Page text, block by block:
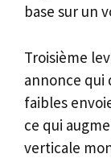
base sur un
Troisième
annonce qui
faibles
ce qui
verticale